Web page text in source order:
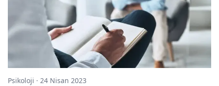
Psikoloji · 24 Nisan 2023